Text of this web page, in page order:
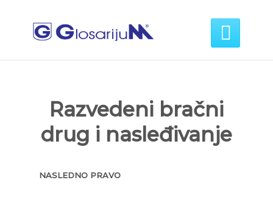

Razvedeni bračni
drug i nasleđivanje
NASLEDNO PRAVO